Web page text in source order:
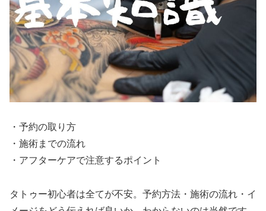
・予約の取り方
・施術までの流れ
・アフターケアで注意するポイント
タトゥー初心者は全てが不安。予約方法・施術の流れ・イ